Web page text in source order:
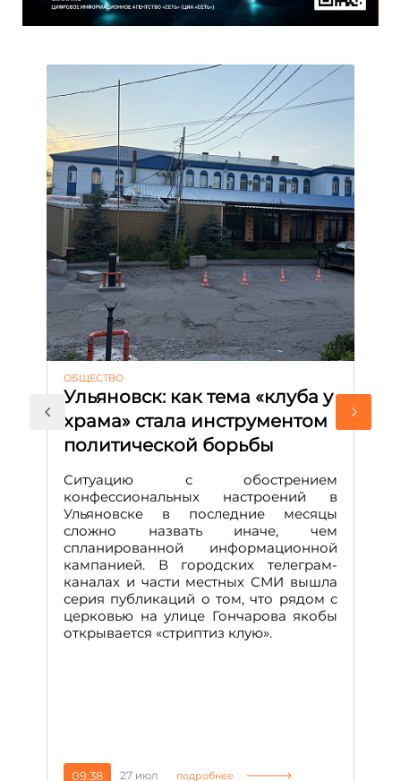
ОБЩЕСТВО
Ульяновск: как тема «клуба у
храма» стала инструментом
политической борьбы
Ситуацию с обострением
конфессиональных настроений в
Ульяновске в последние месяцы
сложно назвать иначе, чем
спланированной информационной
кампанией. В городских телеграм-
каналах и части местных СМИ вышла
серия публикаций о том, что рядом с
церковью на улице Гончарова якобы
открывается «стриптиз клую».
09:38 27 июл подробнее